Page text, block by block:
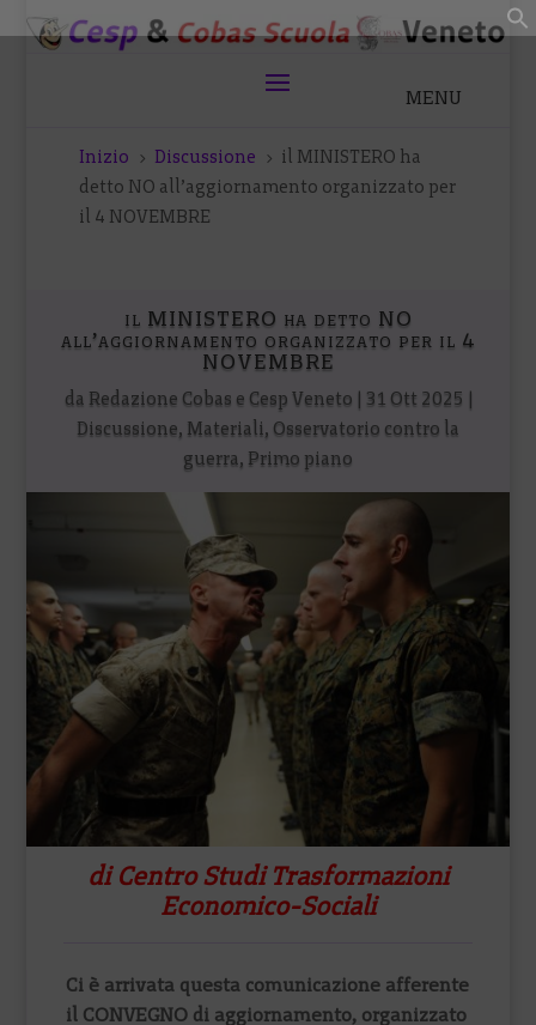
Inizio 5 Discussione 5 il MINISTERO ha
detto NO all’aggiornamento organizzato per
il 4 NOVEMBRE
il MINISTERO ha detto NO
all’aggiornamento organizzato per il 4
NOVEMBRE
da Redazione Cobas e Cesp Veneto 31 Ott 2025
Discussione, Materiali, Osservatorio contro la
guerra, Primo piano
di Centro Studi Trasformazioni
Economico-Sociali
Ci è arrivata questa comunicazione afferente
il CONVEGNO di aggiornamento, organizzato